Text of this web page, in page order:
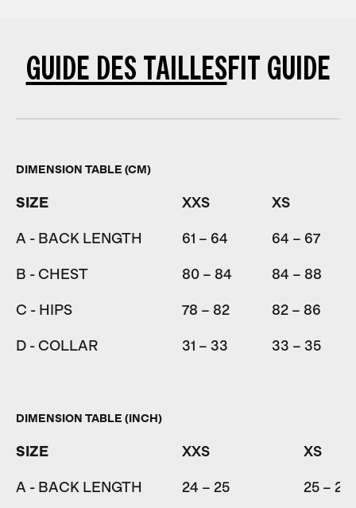
GUIDE DES TAILLESFIT GUIDE
DIMENSION TABLE (CM)
SIZE XXS XS
A - BACK LENGTH 61 – 64 64 – 67
B - CHEST 80 – 84 84 – 88
C - HIPS 78 – 82 82 – 86
D - COLLAR 31 – 33 33 – 35
DIMENSION TABLE (INCH)
SIZE XXS XS
A - BACK LENGTH 24 – 25 25 –